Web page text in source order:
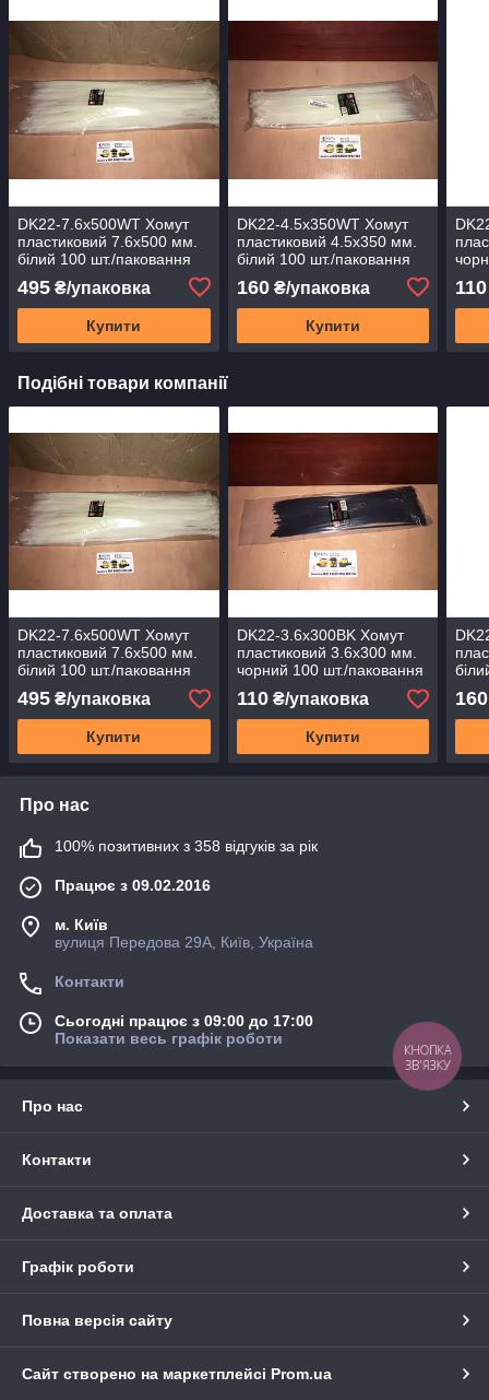
DK22-7.6х500WT Хомут
пластиковий 7.6х500 мм.
білий 100 шт./паковання
495 ₴/упаковка
Купити
DK22-4.5х350WT Хомут
пластиковий 4.5х350 мм.
білий 100 шт./паковання
160₴/упаковка
Купити
110
Подібні товари компанії
DK22-7.6х500WT Хомут
пластиковий 7.6х500 мм.
білий 100 шт./паковання
495 ₴/упаковка
Купити
DK22-3.6х300BK Хомут
пластиковий 3.6х300 мм.
чорний 100 шт./паковання
110₴/упаковка
Купити
160
Про нас
100% позитивних з 358 відгуків за рік
Працює з 09.02.2016
м. Київ
вулиця Передова 29А, Київ, Україна
Контакти
Сьогодні працює з 09:00 до 17:00
Показати весь графік роботи
Про нас
Контакти
Доставка та оплата
Графік роботи
Повна версія сайту
Сайт створено на маркетплейсі Prom.ua
КНОПКА
ЗВ'ЯЗКУ